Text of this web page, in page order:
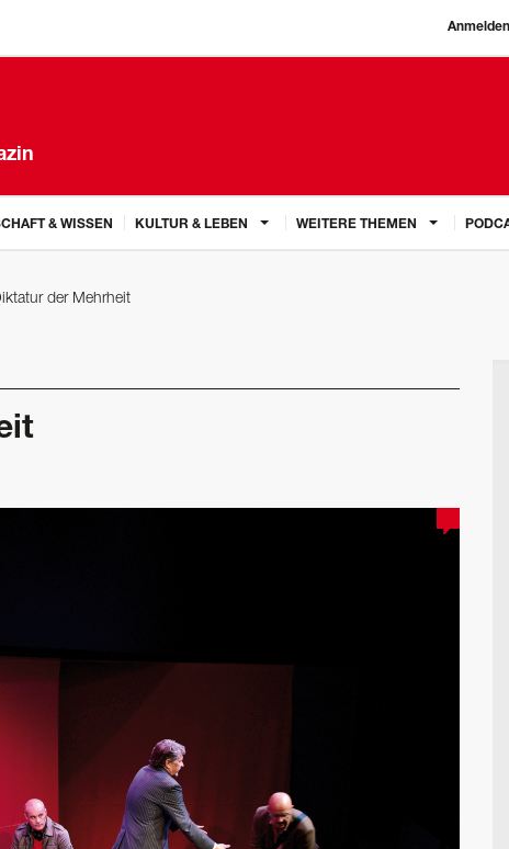
Anmelden
& WISSEN KULTUR & LEBEN WEITERE THEMEN
der Mehrheit